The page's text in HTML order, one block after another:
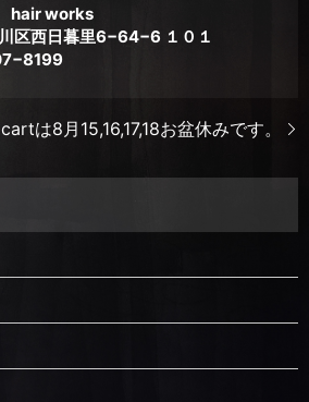
works
西日暮里6−64−6 １０１
cartは8月15,16,17,18お盆休みです。